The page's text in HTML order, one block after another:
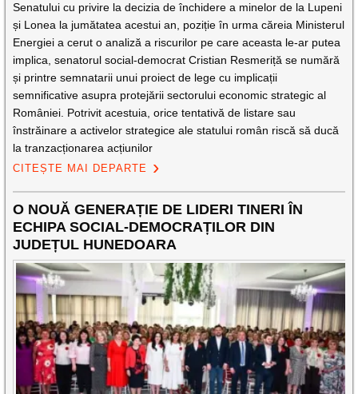
Senatului cu privire la decizia de închidere a minelor de la Lupeni
și Lonea la jumătatea acestui an, poziție în urma căreia Ministerul
Energiei a cerut o analiză a riscurilor pe care aceasta le-ar putea
implica, senatorul social-democrat Cristian Resmeriță se numără
și printre semnatarii unui proiect de lege cu implicații
semnificative asupra protejării sectorului economic strategic al
României. Potrivit acestuia, orice tentativă de listare sau
înstrăinare a activelor strategice ale statului român riscă să ducă
la tranzacționarea acțiunilor
CITEȘTE MAI DEPARTE
O NOUĂ GENERAȚIE DE LIDERI TINERI ÎN
ECHIPA SOCIAL-DEMOCRAȚILOR DIN
JUDEȚUL HUNEDOARA